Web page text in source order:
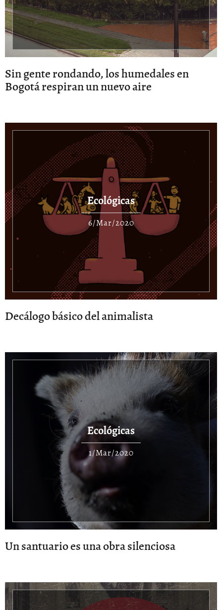
Sin gente rondando, los humedales en
Bogotá respiran un nuevo aire
Ecológicas
6/Mar/2020
Decálogo básico del animalista
Ecológicas
1/Mar/2020
Un santuario es una obra silenciosa